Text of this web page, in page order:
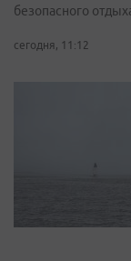
безопасного
сегодня, 11:12